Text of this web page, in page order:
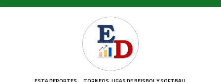
Skip